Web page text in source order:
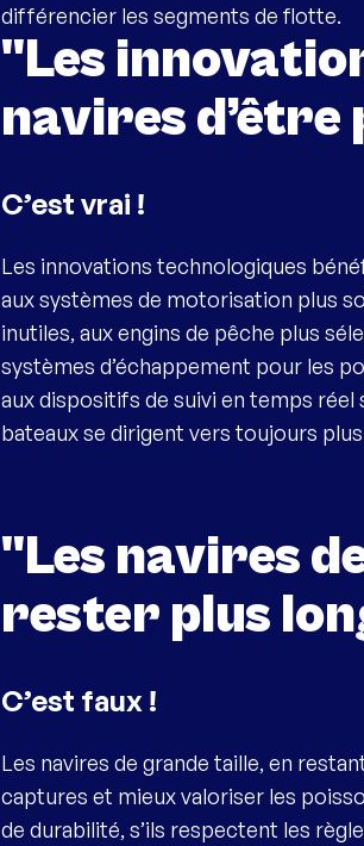
différencier les segments de flotte.
"Les
navires
C’est vrai !
Les innovations technologiques
aux systèmes de motorisation plus
inutiles, aux engins de pêche plus
systèmes d’échappement pour les
aux dispositifs de suivi en temps
bateaux se dirigent vers toujours
"Les navires
rester plus
C’est faux !
Les navires de grande taille, en
captures et mieux valoriser les
de durabilité, s’ils respectent les